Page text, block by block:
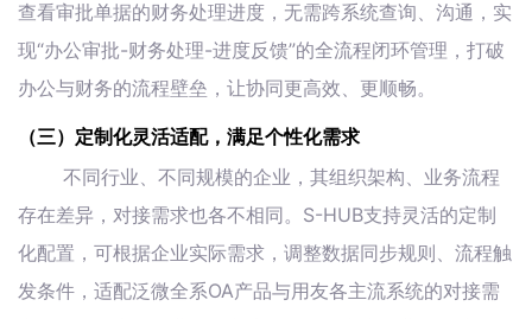
查看审批单据的财务处理进度，无需跨系统查询、沟通，实
现“办公审批-财务处理-进度反馈”的全流程闭环管理，打破
办公与财务的流程壁垒，让协同更高效、更顺畅。
（三）定制化灵活适配，满足个性化需求
不同行业、不同规模的企业，其组织架构、业务流程
存在差异，对接需求也各不相同。S-HUB支持灵活的定制
化配置，可根据企业实际需求，调整数据同步规则、流程触
发条件，适配泛微全系OA产品与用友各主流系统的对接需